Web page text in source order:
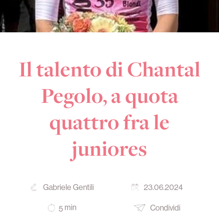
Il talento di Chantal
Pegolo, a quota
quattro fra le
juniores
Gabriele Gentili 23.06.2024
5 min Condividi